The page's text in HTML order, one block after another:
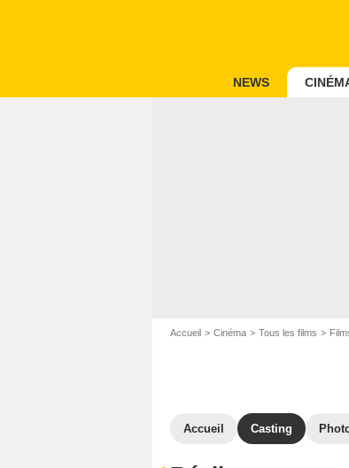
NEWS
Accueil Cinéma Tous les films
Accueil Casting